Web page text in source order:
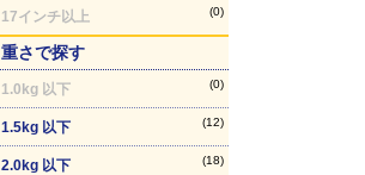
17インチ以上 (0)
重さで探す
1.0kg 以下 (0)
1.5kg 以下 (12)
2.0kg 以下 (18)